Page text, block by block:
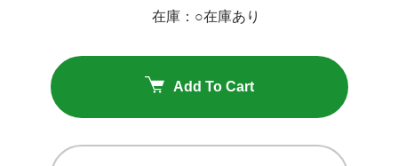
在庫：○在庫あり
Add To Cart